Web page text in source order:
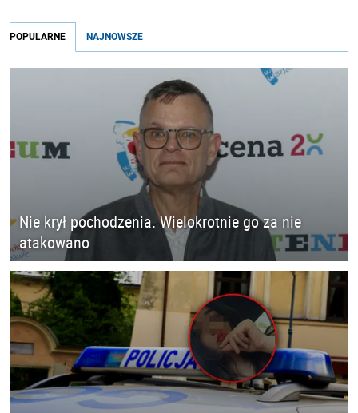
POPULARNE NAJNOWSZE
Nie krył pochodzenia. Wielokrotnie go za nie
atakowano